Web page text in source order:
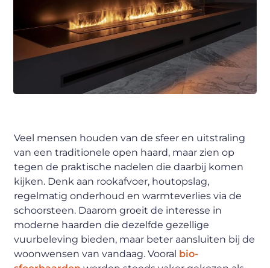
Veel mensen houden van de sfeer en uitstraling
van een traditionele open haard, maar zien op
tegen de praktische nadelen die daarbij komen
kijken. Denk aan rookafvoer, houtopslag,
regelmatig onderhoud en warmteverlies via de
schoorsteen. Daarom groeit de interesse in
moderne haarden die dezelfde gezellige
vuurbeleving bieden, maar beter aansluiten bij de
woonwensen van vandaag. Vooral bio-